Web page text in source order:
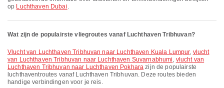
op Luchthaven Dubai.
Wat zijn de populairste vliegroutes vanaf Luchthaven Tribhuvan?
vlucht van Luchthaven Tribhuvan naar Luchthaven Kuala Lumpur, vlucht
van Luchthaven Tribhuvan naar Luchthaven Suvarnabhumi, vlucht van
Luchthaven Tribhuvan naar Luchthaven Pokhara zijn de populairste
luchthaventroutes vanaf Luchthaven Tribhuvan. Deze routes bieden
handige verbindingen voor je reis.